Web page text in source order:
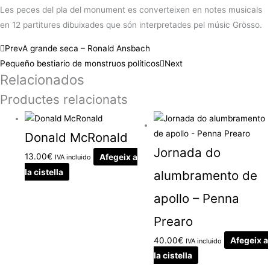
Les peces del pla del monument es converteixen en notes musicals
en 12 partitures dibuixades que són interpretades pel músic Grösso.
PrevA grande seca – Ronald Ansbach
Pequeño bestiario de monstruos políticos Next
Relacionados
Productes relacionats
Donald McRonald
13.00€ IVA incluido
Afegeix a
la cistella
Jornada do
alumbramento de
apollo – Penna
Prearo
40.00€ IVA incluido
Afegeix a
la cistella